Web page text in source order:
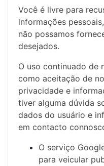
Você é livre para
informações
não possamos
desejados.
O uso continuado de
como aceitação de
privacidade e
tiver alguma dúvida
dados do usuário e
em contacto
O serviço
para veicular